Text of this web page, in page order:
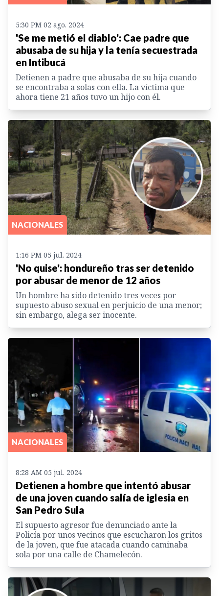
5:30 PM 02 ago. 2024
'Se me metió el diablo': Cae padre que
abusaba de su hija y la tenía secuestrada
en Intibucá
Detienen a padre que abusaba de su hija cuando
se encontraba a solas con ella. La víctima que
ahora tiene 21 años tuvo un hijo con él.
NACIONALES
1:16 PM 05 jul. 2024
'No quise': hondureño tras ser detenido
por abusar de menor de 12 años
Un hombre ha sido detenido tres veces por
supuesto abuso sexual en perjuicio de una menor;
sin embargo, alega ser inocente.
NACIONALES
8:28 AM 05 jul. 2024
Detienen a hombre que intentó abusar
de una joven cuando salía de iglesia en
San Pedro Sula
El supuesto agresor fue denunciado ante la
Policía por unos vecinos que escucharon los gritos
de la joven, que fue atacada cuando caminaba
sola por una calle de Chamelecón.